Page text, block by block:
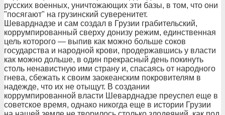
русских военных, уничтожающих эти базы, в том, что они
"посягают" на грузинский суверенитет.
Шеварднадзе и сам создал в Грузии грабительский,
коррумпированный сверху донизу режим, единственная
цель которого — выпив как можно больше соков
государства и народной крови, продержавшись у власти
как можно дольше, в один прекрасный день покинуть
столь ненавистную ими страну и, спасаясь от народного
гнева, сбежать к своим заокеанским покровителям в
надежде, что их не отыщут. В создании
коррумпированной власти Шеварднадзе преуспел еще в
советское время, однако никогда еще в истории Грузии